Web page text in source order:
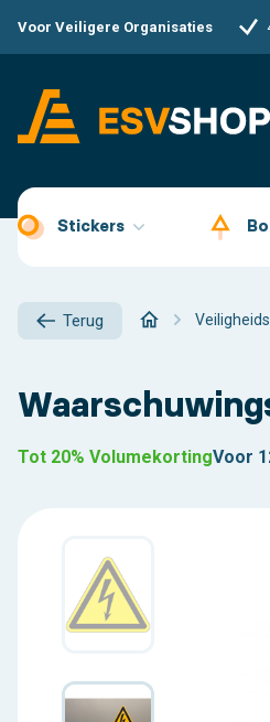
Voor Veiligere Organisaties
Stickers
Terug
Tot 20% VolumekortingVoor